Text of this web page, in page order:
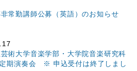
常勤講師公募（英語）のお知らせ
術大学音楽学部・大学院音楽研究科
期演奏会 ※ 申込受付は終了しまし